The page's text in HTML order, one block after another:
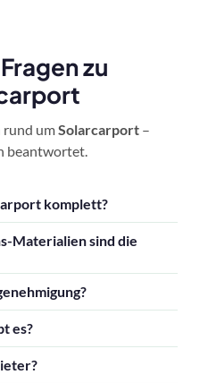
zu
rund umSolarcarport –
beantwortet.
komplett?
Materialien sind die
es?